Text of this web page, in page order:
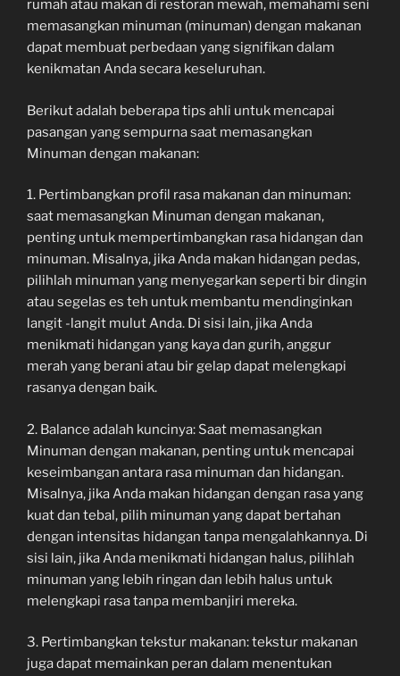
rumah atau makan di restoran mewah, memahami seni
memasangkan minuman (minuman) dengan makanan
dapat membuat perbedaan yang signifikan dalam
kenikmatan Anda secara keseluruhan.
Berikut adalah beberapa tips ahli untuk mencapai
pasangan yang sempurna saat memasangkan
Minuman dengan makanan:
1. Pertimbangkan profil rasa makanan dan minuman:
saat memasangkan Minuman dengan makanan,
penting untuk mempertimbangkan rasa hidangan dan
minuman. Misalnya, jika Anda makan hidangan pedas,
pilihlah minuman yang menyegarkan seperti bir dingin
atau segelas es teh untuk membantu mendinginkan
langit -langit mulut Anda. Di sisi lain, jika Anda
menikmati hidangan yang kaya dan gurih, anggur
merah yang berani atau bir gelap dapat melengkapi
rasanya dengan baik.
2. Balance adalah kuncinya: Saat memasangkan
Minuman dengan makanan, penting untuk mencapai
keseimbangan antara rasa minuman dan hidangan.
Misalnya, jika Anda makan hidangan dengan rasa yang
kuat dan tebal, pilih minuman yang dapat bertahan
dengan intensitas hidangan tanpa mengalahkannya. Di
sisi lain, jika Anda menikmati hidangan halus, pilihlah
minuman yang lebih ringan dan lebih halus untuk
melengkapi rasa tanpa membanjiri mereka.
3. Pertimbangkan tekstur makanan: tekstur makanan
juga dapat memainkan peran dalam menentukan